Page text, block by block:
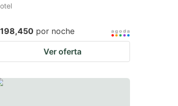
por noche
Ver oferta